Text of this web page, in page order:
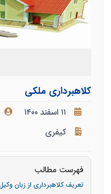
کلاهبرداری ملکی
۱۱ اسفند ۱۴۰۰
کیفری
فهرست مطالب
تعریف کلاهبرداری از زبان